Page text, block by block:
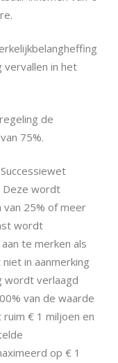
vervallen in het
de
75%.
Deze wordt
25% of meer
wordt
te merken als
in aanmerking
wordt verlaagd
van de waarde
€ 1 miljoen en
op € 1